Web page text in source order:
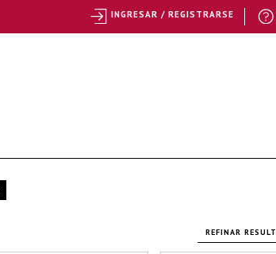
REFINAR
INGRESAR / REGISTRARSE